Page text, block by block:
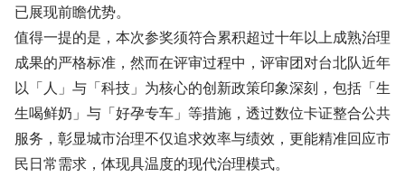
已展现前瞻优势。
值得一提的是，本次参奖须符合累积超过十年以上成熟治理
成果的严格标准，然而在评审过程中，评审团对台北队近年
以「人」与「科技」为核心的创新政策印象深刻，包括「生
生喝鲜奶」与「好孕专车」等措施，透过数位卡证整合公共
服务，彰显城市治理不仅追求效率与绩效，更能精准回应市
民日常需求，体现具温度的现代治理模式。